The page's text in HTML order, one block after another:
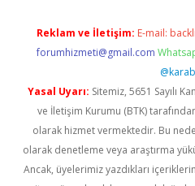
Reklam ve İletişim: E-mail:
forumhizmeti@gmail.com
Yasal Uyarı: Sitemiz, 5651 Sayılı
ve İletişim Kurumu (BTK)
olarak hizmet vermektedir. Bu
olarak denetleme veya araştırma
Ancak, üyelerimiz yazdıkları